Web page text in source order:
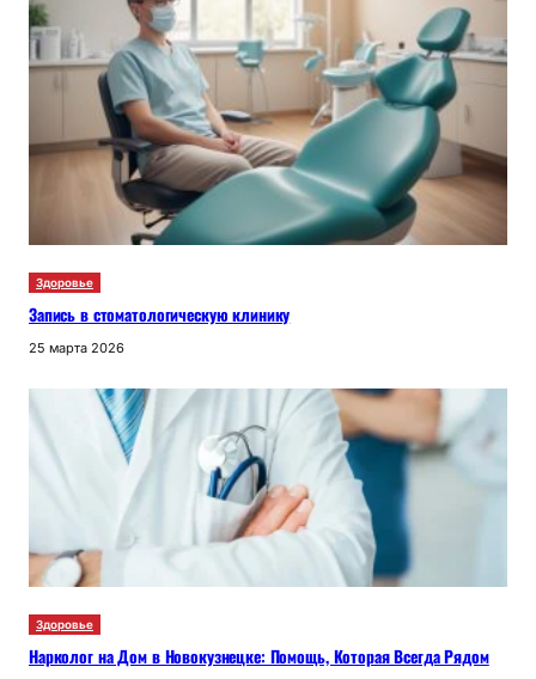
Здоровье
Запись в стоматологическую клинику
25 марта 2026
Здоровье
Нарколог на Дом в Новокузнецке: Помощь, Которая Всегда Рядом